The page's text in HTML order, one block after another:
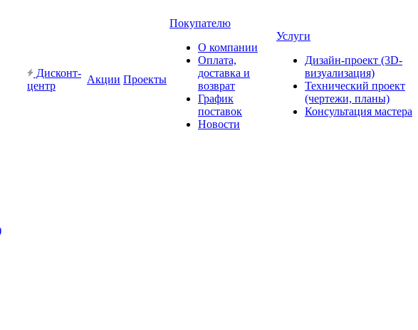
Дисконт-
центр
Акции Проекты
Покупателю
О компании
Оплата,
доставка и
возврат
График
поставок
Новости
Услуги
Дизайн-проект (3D-
визуализация)
Технический проект
(чертежи, планы)
Консультация мастера